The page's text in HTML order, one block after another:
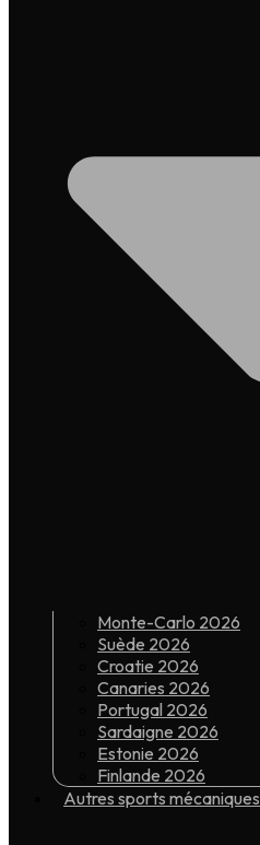
Monte-Carlo 2026
Suède 2026
Croatie 2026
Canaries 2026
Portugal 2026
Sardaigne 2026
Estonie 2026
Finlande 2026
Autres sports mécaniques